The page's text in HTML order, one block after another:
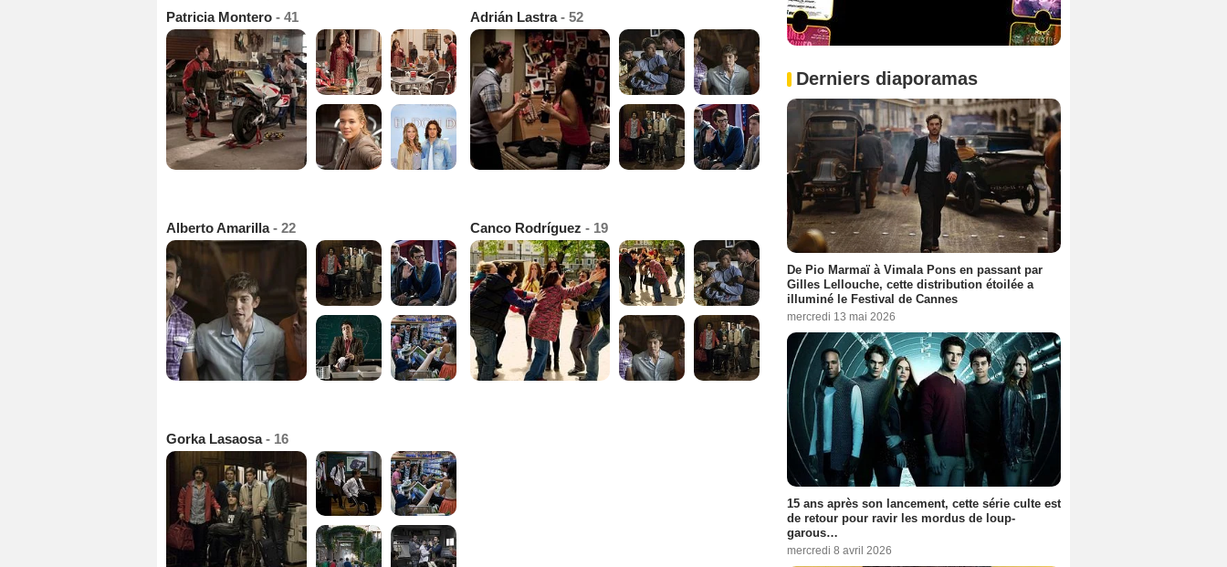
Patricia Montero - 41 Adrián Lastra- 52
Alberto Amarilla- 22 Canco Rodríguez - 19
Gorka Lasaosa- 16
Derniers diaporamas
De Pio Marmaï à Vimala Pons en passant par
Gilles Lellouche, cette distribution étoilée a
illuminé le Festival de Cannes
mercredi 13 mai 2026
15 ans après son lancement, cette série culte est
de retour pour ravir les mordus de loup-
garous…
mercredi 8 avril 2026